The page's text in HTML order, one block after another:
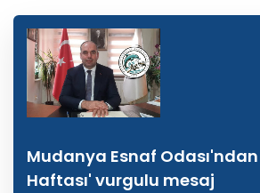
Mudanya Esnaf
Haftası' vurgulu mesaj